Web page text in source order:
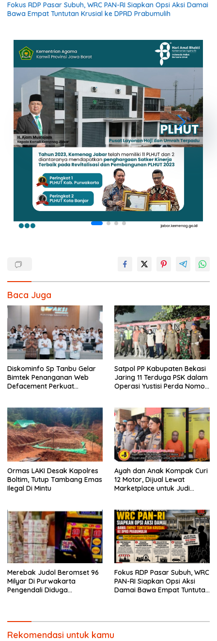
Fokus RDP Pasar Subuh, WRC PAN-RI Siapkan Opsi Aksi Damai
Bawa Empat Tuntutan Krusial ke DPRD Prabumulih
Baca Juga
Diskominfo Sp Tanbu Gelar
Bimtek Penanganan Web
Defacement Perkuat
Satpol PP Kabupaten Bekasi
Jaring 11 Terduga PSK dalam
Operasi Yustisi Perda Nomor
Ormas LAKI Desak Kapolres
Boltim, Tutup Tambang Emas
Ilegal Di Mintu
Ayah dan Anak Kompak Curi
12 Motor, Dijual Lewat
Marketplace untuk Judi
Merebak Judol Beromset 96
Milyar Di Purwakarta
Pengendali Diduga
Fokus RDP Pasar Subuh, WRC
PAN-RI Siapkan Opsi Aksi
Damai Bawa Empat Tuntutan
Rekomendasi untuk kamu